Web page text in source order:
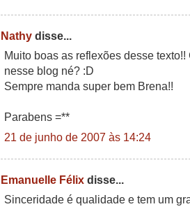
Nathy disse...
Muito boas as reflexões desse
nesse blog né? :D
Sempre manda super bem Brena!!
Parabens =**
21 de junho de 2007 às 14:24
Emanuelle Félix disse...
Sinceridade é qualidade e tem um